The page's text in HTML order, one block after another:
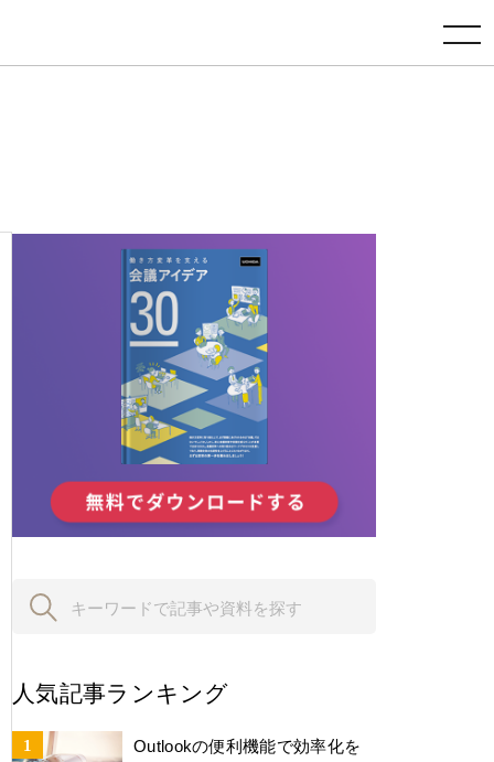
toggle navigation
人気記事ランキング
Outlookの便利機能で効率化を